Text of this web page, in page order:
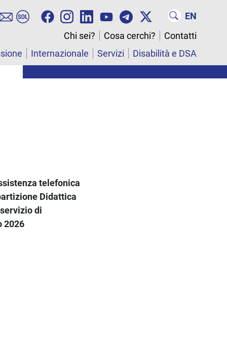
EN
Chi sei?
Cosa cerchi?
Contatti
Internazionale Servizi Disabilità e DSA
telefonica
Didattica
di
2026